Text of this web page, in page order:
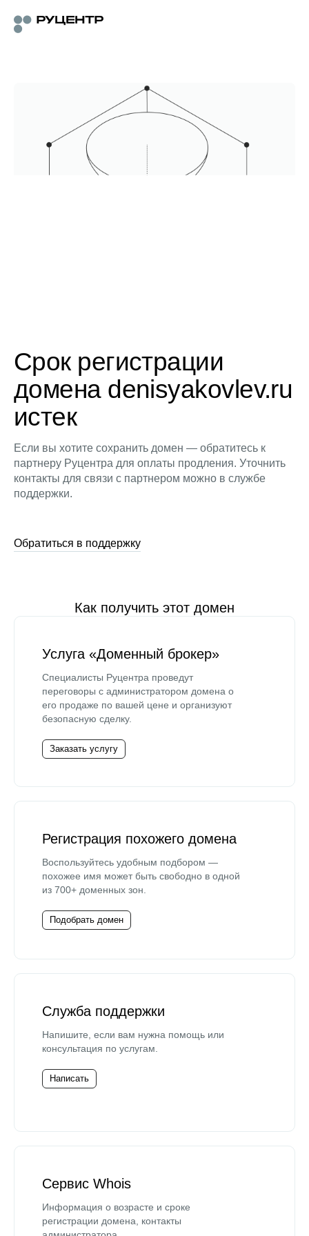
Срок регистрации
домена denisyakovlev.ru
истек
Если вы хотите сохранить домен — обратитесь к
партнеру Руцентра для оплаты продления. Уточнить
контакты для связи с партнером можно в службе
поддержки.
Обратиться в поддержку
Как получить этот домен
Услуга «Доменный брокер»
Специалисты Руцентра проведут
переговоры с администратором домена о
его продаже по вашей цене и организуют
безопасную сделку.
Заказать услугу
Регистрация похожего домена
Воспользуйтесь удобным подбором —
похожее имя может быть свободно в одной
из 700+ доменных зон.
Подобрать домен
Служба поддержки
Напишите, если вам нужна помощь или
консультация по услугам.
Написать
Сервис Whois
Информация о возрасте и сроке
регистрации домена, контакты